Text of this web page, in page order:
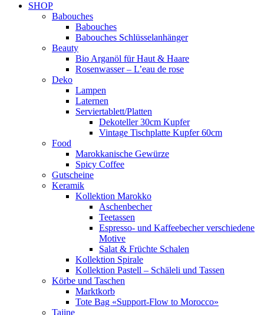
SHOP
Babouches
Babouches
Babouches Schlüsselanhänger
Beauty
Bio Arganöl für Haut & Haare
Rosenwasser – L’eau de rose
Deko
Lampen
Laternen
Serviertablett/Platten
Dekoteller 30cm Kupfer
Vintage Tischplatte Kupfer 60cm
Food
Marokkanische Gewürze
Spicy Coffee
Gutscheine
Keramik
Kollektion Marokko
Aschenbecher
Teetassen
Espresso- und Kaffeebecher verschiedene
Motive
Salat & Früchte Schalen
Kollektion Spirale
Kollektion Pastell – Schäleli und Tassen
Körbe und Taschen
Marktkorb
Tote Bag «Support-Flow to Morocco»
Tajine